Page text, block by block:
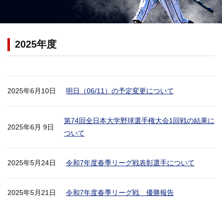
2025年度
2025年6月10日 明日（06/11）の予定変更について
2025年6月 9日
第74回全日本大学野球選手権大会1回戦の結果に
ついて
2025年5月24日 令和7年度春季リーグ戦表彰選手について
2025年5月21日 令和7年度春季リーグ戦 優勝報告